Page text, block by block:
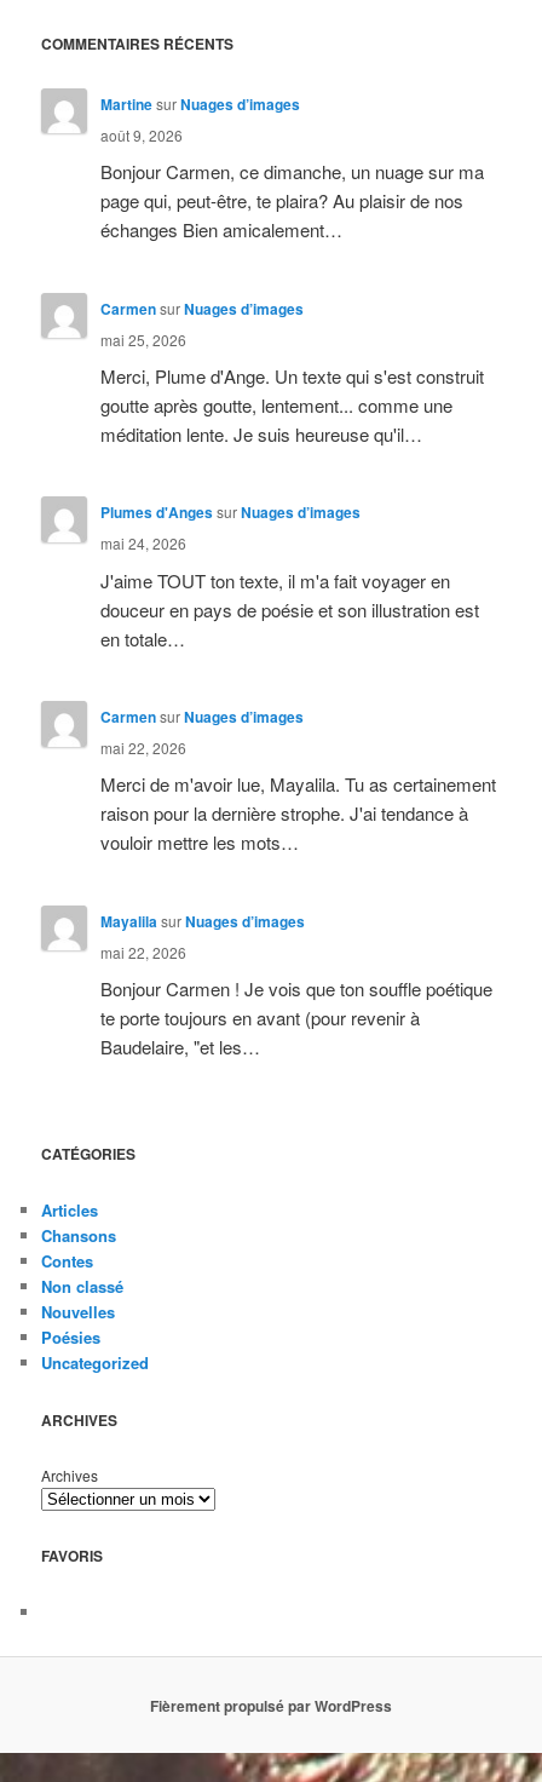
COMMENTAIRES RÉCENTS
MartinesurNuages d’images
août 9, 2026
Bonjour Carmen, ce dimanche, un nuage sur ma
page qui, peut-être, te plaira? Au plaisir de nos
échanges Bien amicalement…
CarmensurNuages d’images
mai 25, 2026
Merci, Plume d'Ange. Un texte qui s'est construit
goutte après goutte, lentement... comme une
méditation lente. Je suis heureuse qu'il…
Plumes d'AngessurNuages d’images
mai 24, 2026
J'aime TOUT ton texte, il m'a fait voyager en
douceur en pays de poésie et son illustration est
en totale…
CarmensurNuages d’images
mai 22, 2026
Merci de m'avoir lue, Mayalila. Tu as certainement
raison pour la dernière strophe. J'ai tendance à
vouloir mettre les mots…
MayalilasurNuages d’images
mai 22, 2026
Bonjour Carmen ! Je vois que ton souffle poétique
te porte toujours en avant (pour revenir à
Baudelaire, "et les…
CATÉGORIES
Articles
Chansons
Contes
Non classé
Nouvelles
Poésies
Uncategorized
ARCHIVES
Archives
FAVORIS
Fièrement propulsé par WordPress